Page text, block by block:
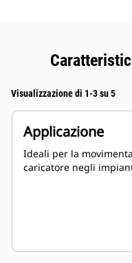
Visualizzazione di 1-3 su 5
Applicazione
Ideali per la
caricatore negli